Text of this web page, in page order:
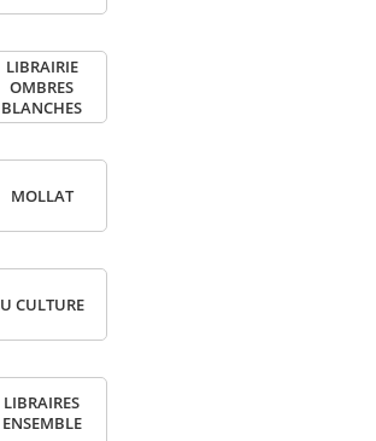
LIBRAI­RIE
OMBRES
BLANCHES
MOL­LAT
U CULTURE
LIBRAIRES
ENSEMBLE